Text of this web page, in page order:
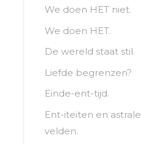
We doen HET niet.
We doen HET.
De wereld staat stil.
Liefde begrenzen?
Einde-ent-tijd.
Ent-iteiten en astrale
velden.